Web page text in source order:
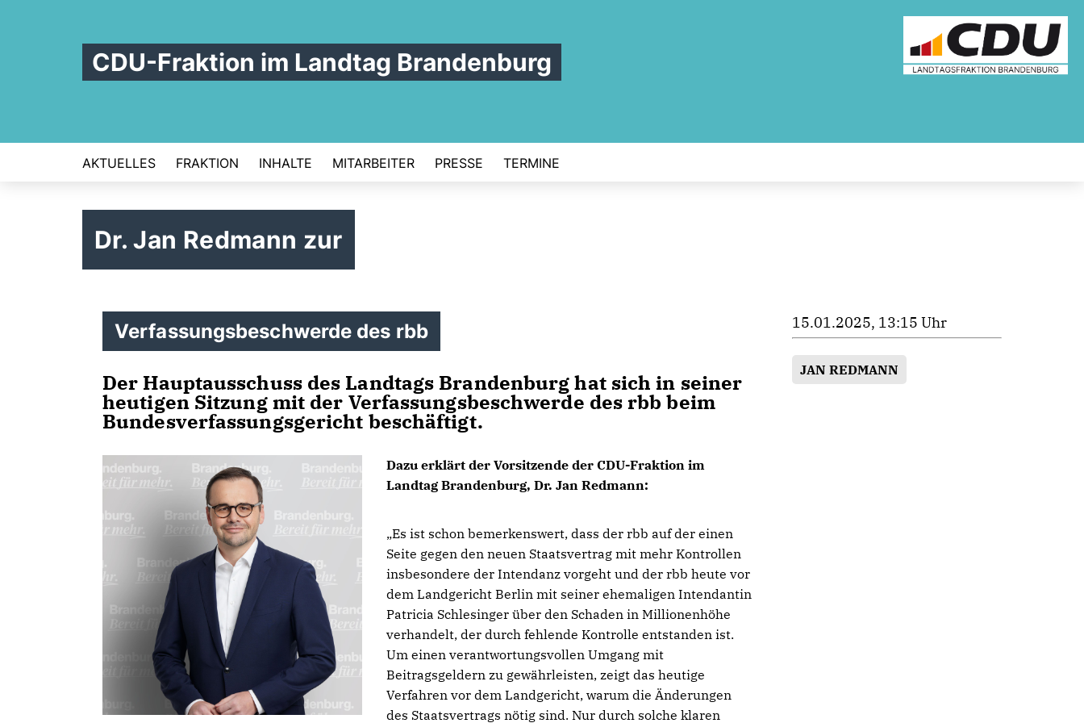
CDU-Fraktion im Landtag Brandenburg
AKTUELLES FRAKTION INHALTE MITARBEITER PRESSE TERMINE
Dr. Jan Redmann zur
Verfassungsbeschwerde des rbb
Der Hauptausschuss des Landtags Brandenburg hat sich in seiner
heutigen Sitzung mit der Verfassungsbeschwerde des rbb beim
Bundesverfassungsgericht beschäftigt.
Dazu erklärt der Vorsitzende der CDU-Fraktion im
Landtag Brandenburg, Dr. Jan Redmann:
Es ist schon bemerkenswert, dass der rbb auf der einen
Seite gegen den neuen Staatsvertrag mit mehr Kontrollen
insbesondere der Intendanz vorgeht und der rbb heute vor
dem Landgericht Berlin mit seiner ehemaligen Intendantin
Patricia Schlesinger über den Schaden in Millionenhöhe
verhandelt, der durch fehlende Kontrolle entstanden ist.
Um einen verantwortungsvollen Umgang mit
Beitragsgeldern zu gewährleisten, zeigt das heutige
Verfahren vor dem Landgericht, warum die Änderungen
des Staatsvertrags nötig sind. Nur durch solche klaren
15.01.2025, 13:15 Uhr
JAN REDMANN